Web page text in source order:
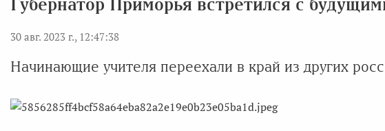
Губернатор Приморья встретился с
30 авг. 2023 г., 12:47:38
Начинающие учителя переехали в край из других